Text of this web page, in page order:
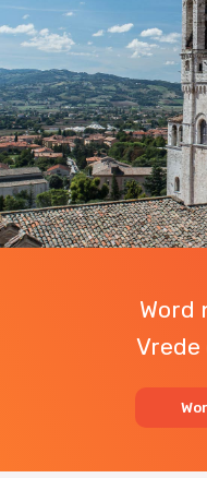
Word
Vrede